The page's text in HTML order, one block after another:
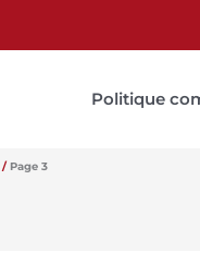
Politique
Page 3